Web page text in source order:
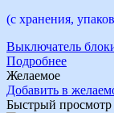
(с хранения,
Выключатель
Подробнее
Желаемое
Добавить в
Быстрый просмотр